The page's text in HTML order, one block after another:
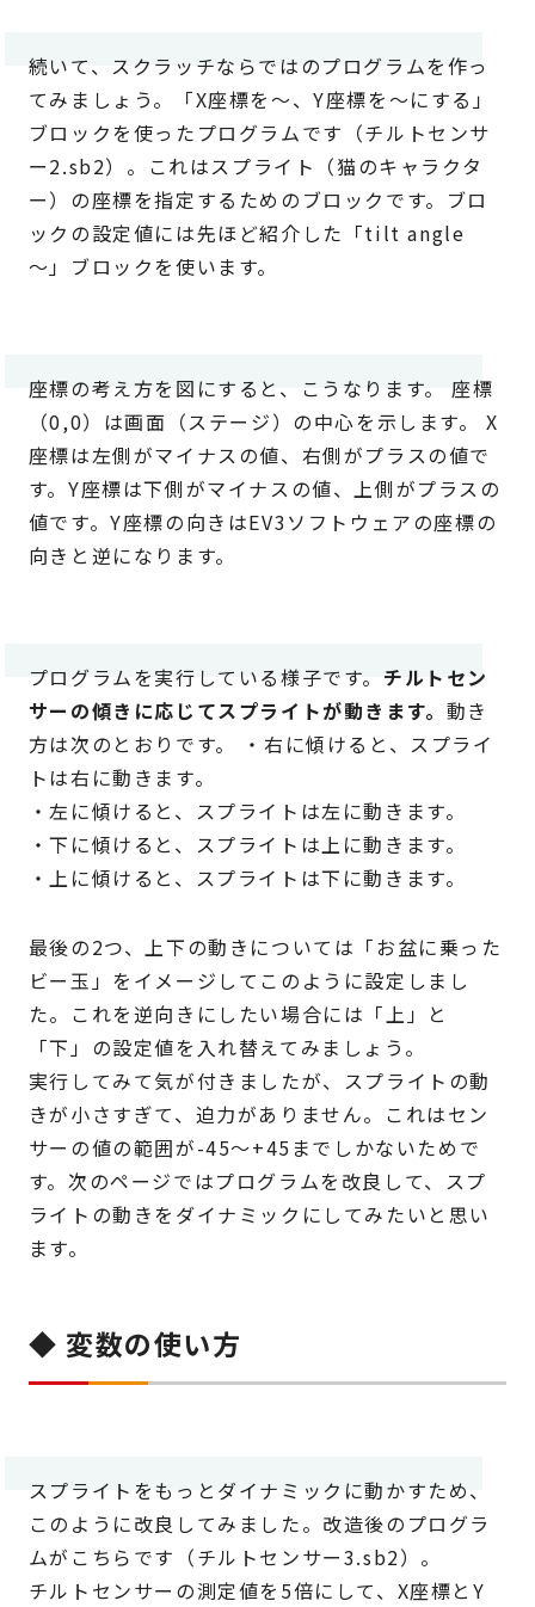
続いて、スクラッチならではのプログラムを作っ
てみましょう。「X座標を～、Y座標を～にする」
ブロックを使ったプログラムです（チルトセンサ
ー2.sb2）。これはスプライト（猫のキャラクタ
ー）の座標を指定するためのブロックです。ブロ
ックの設定値には先ほど紹介した「tilt angle
～」ブロックを使います。
座標の考え方を図にすると、こうなります。 座標
（0,0）は画面（ステージ）の中心を示します。 X
座標は左側がマイナスの値、右側がプラスの値で
す。Y座標は下側がマイナスの値、上側がプラスの
値です。Y座標の向きはEV3ソフトウェアの座標の
向きと逆になります。
プログラムを実行している様子です。 チルトセン
サーの傾きに応じてスプライトが動きます。 動き
方は次のとおりです。 ・右に傾けると、スプライ
トは右に動きます。
・左に傾けると、スプライトは左に動きます。
・下に傾けると、スプライトは上に動きます。
・上に傾けると、スプライトは下に動きます。
最後の2つ、上下の動きについては「お盆に乗った
ビー玉」をイメージしてこのように設定しまし
た。これを逆向きにしたい場合には「上」と
「下」の設定値を入れ替えてみましょう。
実行してみて気が付きましたが、スプライトの動
きが小さすぎて、迫力がありません。これはセン
サーの値の範囲が-45～+45までしかないためで
す。次のページではプログラムを改良して、スプ
ライトの動きをダイナミックにしてみたいと思い
ます。
◆ 変数の使い方
スプライトをもっとダイナミックに動かすため、
このように改良してみました。改造後のプログラ
ムがこちらです（チルトセンサー3.sb2）。
チルトセンサーの測定値を5倍にして、X座標とY